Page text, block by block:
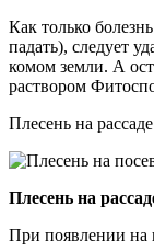
Как только
падать), следует
комом земли. А
раствором
Плесень на
Плесень на
При появлении на